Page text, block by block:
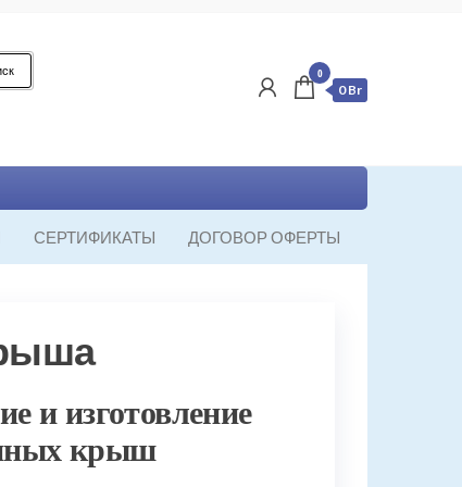
0
0 Br
СЕРТИФИКАТЫ ДОГОВОР ОФЕРТЫ
и изготовление
крыш